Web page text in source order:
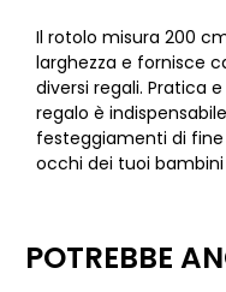
Il rotolo misura 200
larghezza e fornisce
diversi regali. Pratica
regalo è
festeggiamenti di
occhi dei tuoi
POTREBBE